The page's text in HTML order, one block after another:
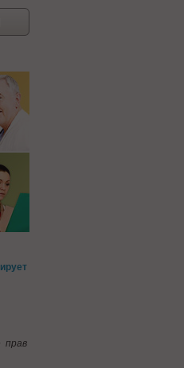
прав